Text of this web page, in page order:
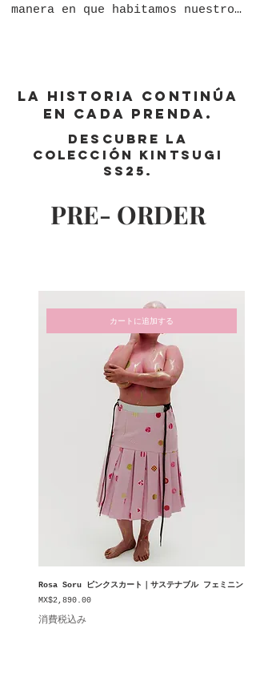
manera en que habitamos nuestro
dejan marcas visibles.
Otras permanecen en silencio.
Pero ninguna de ellas disminuye
perfección.
Nace del coraje de seguir
De aceptar nuestra historia.
De reconocer que cada
experiencia nos convierte en una
versión más auténtica de
nosotros mismos.
Kintsugi SS25 es un homenaje a
quienes descubrieron que
reconstruirse también puede ser
un acto de belleza.
Porque las cicatrices no son el
La historia continúa
en cada prenda.
Descubre la
colección Kintsugi
SS25.
PRE- ORDER
カートに追加する
Rosa Soru ピンクスカート｜サステナブル フェミニン
価格
MX$2,890.00
消費税込み